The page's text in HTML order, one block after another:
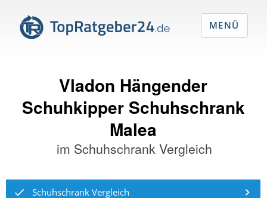
Vladon Hängender
Schuhkipper Schuhschrank
Malea
im Schuhschrank Vergleich
Schuhschrank Vergleich
MENÜ